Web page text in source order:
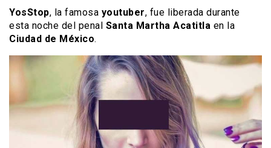
YosStop, la famosa youtuber, fue liberada durante
esta noche del penal Santa Martha Acatitla en la
Ciudad de México.